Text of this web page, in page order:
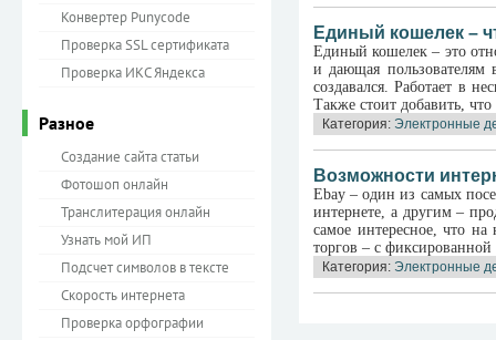
Конвертер Punycode
Проверка SSL сертификата
Проверка ИКС Яндекса
Разное
Создание сайта статьи
Фотошоп онлайн
Транслитерация онлайн
Узнать мой ИП
Подсчет символов в тексте
Скорость интернета
Проверка орфографии
Единый кошелек –
Единый кошелек – это
и дающая пользователям
создавался. Работает в
Также стоит добавить,
Категория: Электронные
Возможности
Ebay – один из самых
интернете, а другим –
самое интересное, что
торгов – с
Категория: Электронные